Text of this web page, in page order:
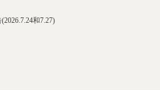
和7.27)